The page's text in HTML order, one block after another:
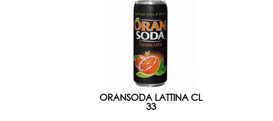
ORANSODA LATTINA CL
33